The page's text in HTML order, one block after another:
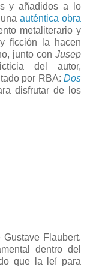
y añadidos a lo
unaauténtica obra
metaliterario y
ficción la hacen
junto con Jusep
del autor,
por RBA: Dos
disfrutar de los
Gustave Flaubert.
dentro del
que la leí para